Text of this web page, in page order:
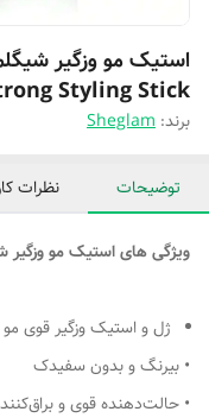
Styling Stick
برند: Sheglam
توضیحات نظرات
ویژگی های استیک مو وزگیر
ژل و استیک وزگیر قوی
• بیرنگ و بدون سفیدک
• حالت‌دهنده قوی و